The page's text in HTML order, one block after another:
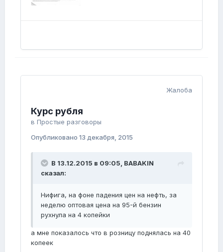
Жалоба
Курс рубля
в Простые разговоры
Опубликовано 13 декабря, 2015
В 13.12.2015 в 09:05, BABAKIN
сказал:
Нифига, на фоне падения цен на нефть, за
неделю оптовая цена на 95-й бензин
рухнула на 4 копейки
а мне показалось что в розницу поднялась на 40
копеек